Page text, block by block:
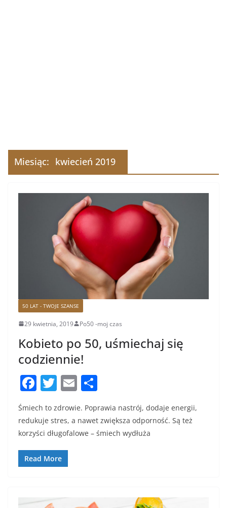
Miesiąc: kwiecień 2019
50 LAT - TWOJE SZANSE
29 kwietnia, 2019 Po50 -moj czas
Kobieto po 50, uśmiechaj się
codziennie!
F
a
c
e
b
o
k
T
w
itt
er
E
ai
l
ar
e
Śmiech to zdrowie. Poprawia nastrój, dodaje energii,
redukuje stres, a nawet zwiększa odporność. Są też
korzyści długofalowe – śmiech wydłuża
Read More